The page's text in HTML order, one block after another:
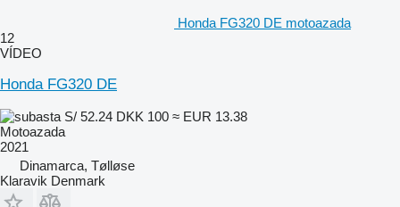
Honda FG320 DE motoazada
12
VÍDEO
Honda FG320 DE
S/ 52.24 DKK 100 ≈ EUR 13.38
Motoazada
2021
Dinamarca, Tølløse
Klaravik Denmark